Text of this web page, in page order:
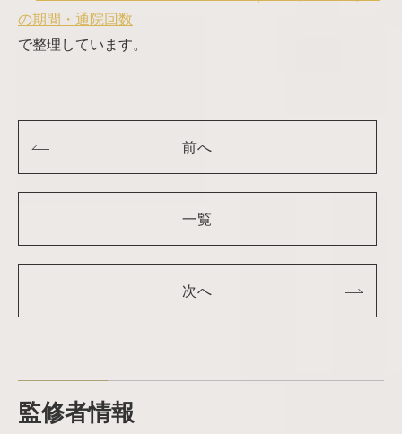
の期間・通院回数
で整理しています。
前へ
一覧
次へ
監修者情報